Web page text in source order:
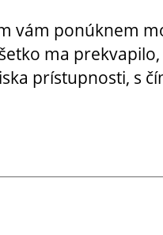
vám ponúknem
ma prekvapilo,
prístupnosti, s